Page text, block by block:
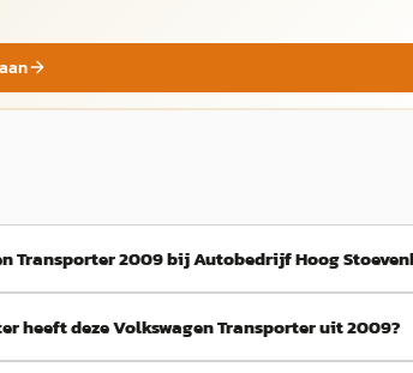
Transporter 2009 bij Autobedrijf Hoog
heeft deze Volkswagen Transporter uit 2009?